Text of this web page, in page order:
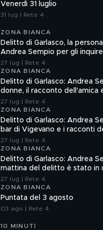
Venerdì 31 luglio
31 lug | Rete 4
ZONA BIANCA
Delitto di Garlasco, la
Andrea Sempio per gli
"Ossessionato e bugiardo"
27 lug | Rete 4
ZONA BIANCA
Delitto di Garlasco: Andrea
donne, il racconto dell'amica
Angela Taccia
27 lug | Rete 4
ZONA BIANCA
Delitto di Garlasco: Andrea
bar di Vigevano e i racconti
27 lug | Rete 4
ZONA BIANCA
Delitto di Garlasco: Andrea
mattina del delitto è stato in
27 lug | Rete 4
ZONA BIANCA
Puntata del 3 agosto
03 ago | Rete 4
10 MINUTI